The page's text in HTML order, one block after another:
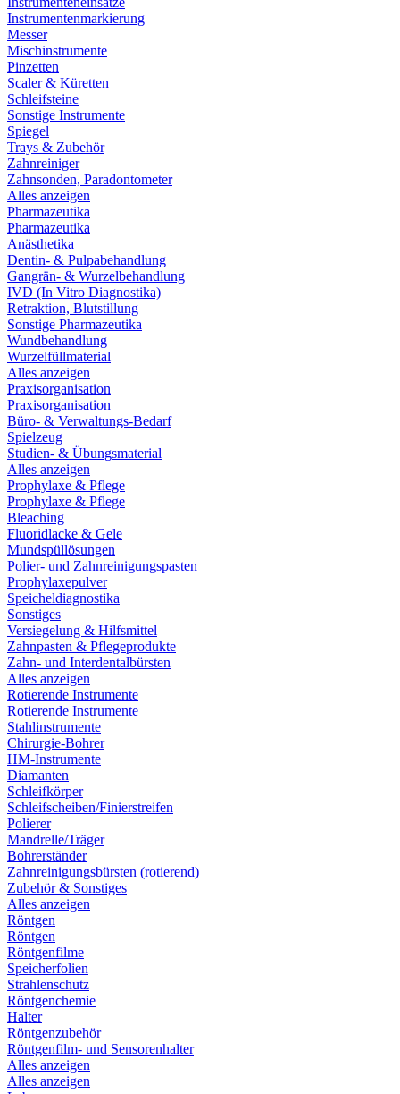
Instrumentenmarkierung
Messer
Mischinstrumente
Pinzetten
Scaler & Küretten
Schleifsteine
Sonstige Instrumente
Spiegel
Trays & Zubehör
Zahnreiniger
Zahnsonden, Paradontometer
Alles anzeigen
Pharmazeutika
Pharmazeutika
Anästhetika
Dentin- & Pulpabehandlung
Gangrän- & Wurzelbehandlung
IVD (In Vitro Diagnostika)
Retraktion, Blutstillung
Sonstige Pharmazeutika
Wundbehandlung
Wurzelfüllmaterial
Alles anzeigen
Praxisorganisation
Praxisorganisation
Büro- & Verwaltungs-Bedarf
Spielzeug
Studien- & Übungsmaterial
Alles anzeigen
Prophylaxe & Pflege
Prophylaxe & Pflege
Bleaching
Fluoridlacke & Gele
Mundspüllösungen
Polier- und Zahnreinigungspasten
Prophylaxepulver
Speicheldiagnostika
Sonstiges
Versiegelung & Hilfsmittel
Zahnpasten & Pflegeprodukte
Zahn- und Interdentalbürsten
Alles anzeigen
Rotierende Instrumente
Rotierende Instrumente
Stahlinstrumente
Chirurgie-Bohrer
HM-Instrumente
Diamanten
Schleifkörper
Schleifscheiben/Finierstreifen
Polierer
Mandrelle/Träger
Bohrerständer
Zahnreinigungsbürsten (rotierend)
Zubehör & Sonstiges
Alles anzeigen
Röntgen
Röntgen
Röntgenfilme
Speicherfolien
Strahlenschutz
Röntgenchemie
Halter
Röntgenzubehör
Röntgenfilm- und Sensorenhalter
Alles anzeigen
Alles anzeigen